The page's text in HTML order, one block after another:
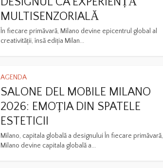
MULTISENZORIALĂ
În fiecare primăvară, Milano devine epicentrul global al
creativității, însă ediția Milan...
AGENDA
SALONE DEL MOBILE MILANO
2026: EMOȚIA DIN SPATELE
ESTETICII
Milano, capitala globală a designului În fiecare primăvară,
Milano devine capitala globală a...